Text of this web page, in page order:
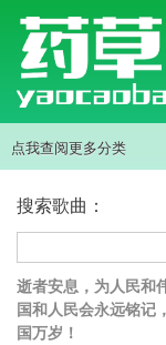
主
航
点我查阅更多分类
首页
中药草
搜索歌曲：
索
逝者安息，为人民和
国和人民会永远铭记
国万岁！